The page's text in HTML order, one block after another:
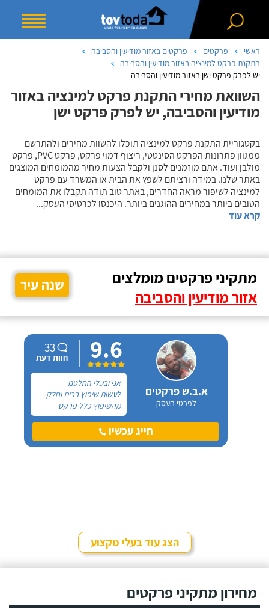
ראשי פרקטים
פרקטים באזור מודיעין והסביבה
התקנת פרקט למינציה באזור מודיעין והסביבה
יש לפרק פרקט ישן באזור מודיעין והסביבה
השוואת מחירי התקנת פרקט למינציה באזור
מודיעין והסביבה, יש לפרק פרקט ישן
בקטגוריית התקנת פרקט למינציה תוכלו להשוות מחירים ולהתרשם
ממגוון פתרונות הפרקט הסינטטי, ריצוף דמוי פרקט, פרקט PVC, פרקט
מולבן ועוד. אתם מוזמנים לסנן ולקבל הצעות מחיר מהמומחים המוצגים
באתר שלנו. במידה ורציתם לשפץ את הבית או המשרד עם פרקט
למינציה לשיפור מראה החדרים, באתר טוב תודה תקבלו את המומחים
הטובים ביותר במחירים ההוגנים ביותר. היכנסו לכרטיסי העסק...
קרא עוד
מתקיני פרקטים מומלצים
אזור מודיעין והסביבה
שנה עיר
א.ב.ש פרקטים
לפרטי העסק
9.6
33
חוות דעת
אני ובעלי החלטנו
לעשות שיפוץ בבית וחלק
מהשיפוץ כלל פרקט
למינציה שיותקן מעל
הריצוף (הישן) הקיים. קנינו
את הפרקט מחנות חיצונית
חייג עכשיו
הצג עוד בעלי מקצוע
מחירון מתקיני פרקטים